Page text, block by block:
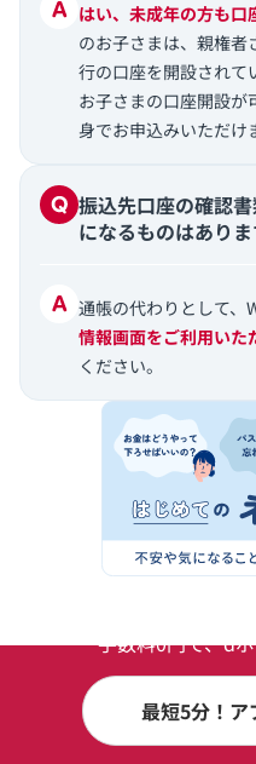
はい、未成年の方も口
のお子さまは、親権者
行の口座を開設されて
お子さまの口座開設が
身でお申込みいただけ
振込先口座の確認
になるものはありま
通帳の代わりとして、
情報画面をご利用いた
ください。
手数料0円で、d
最短5分！ア